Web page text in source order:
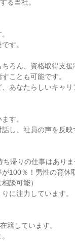
る当社。
す。
ろん、資格取得支
ことも可能です。
あなたらしいキャリ
す。
し、社員の声を反
帰りの仕事はありま
100％！男性の育休
談可能）
に注力しています。
籍しています。